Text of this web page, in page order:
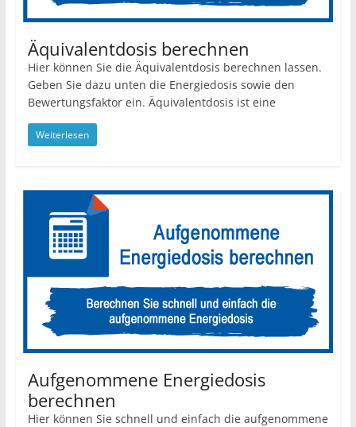
Äquivalentdosis berechnen
Hier können Sie die Äquivalentdosis berechnen lassen.
Geben Sie dazu unten die Energiedosis sowie den
Bewertungsfaktor ein. Äquivalentdosis ist eine
Weiterlesen
Aufgenommene Energiedosis
berechnen
Hier können Sie schnell und einfach die aufgenommene